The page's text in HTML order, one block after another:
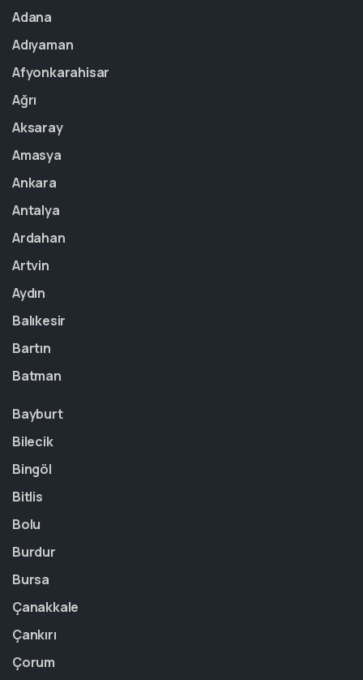
Adana
Adıyaman
Afyonkarahisar
Ağrı
Aksaray
Amasya
Ankara
Antalya
Ardahan
Artvin
Aydın
Balıkesir
Bartın
Batman
Bayburt
Bilecik
Bingöl
Bitlis
Bolu
Burdur
Bursa
Çanakkale
Çankırı
Çorum